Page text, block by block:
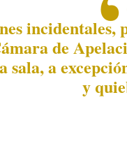
incidentales,
de
sala, a
y